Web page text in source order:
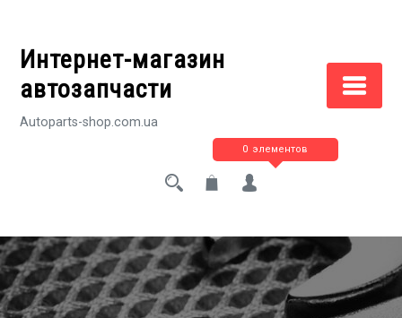
содержимому
Интернет-магазин
автозапчасти
Autoparts-shop.com.ua
0 элементов